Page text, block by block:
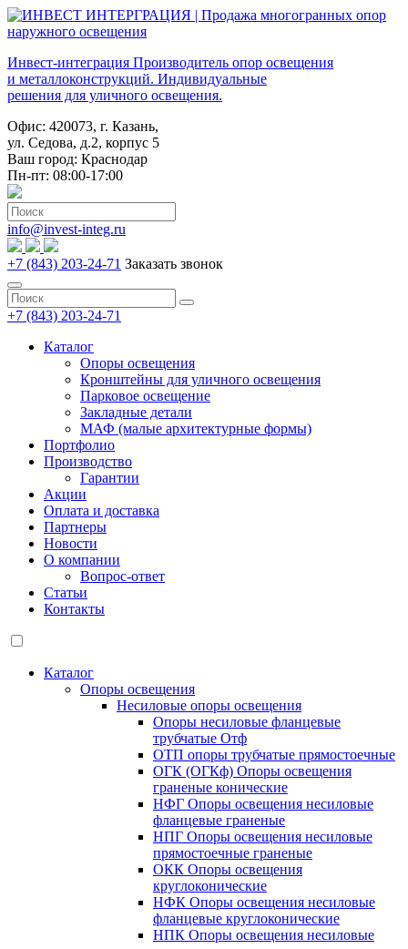
Инвест-интеграция Производитель опор освещения
и металлоконструкций. Индивидуальные
решения для уличного освещения.
Офис: 420073, г. Казань,
ул. Седова, д.2, корпус 5
Ваш город: Краснодар
Пн-пт: 08:00-17:00
info@invest-integ.ru
+7 (843) 203-24-71 Заказать звонок
+7 (843) 203-24-71
Каталог
Опоры освещения
Кронштейны для уличного освещения
Парковое освещение
Закладные детали
МАФ (малые архитектурные формы)
Портфолио
Производство
Гарантии
Акции
Оплата и доставка
Партнеры
Новости
О компании
Вопрос-ответ
Статьи
Контакты
Каталог
Опоры освещения
Несиловые опоры освещения
Опоры несиловые фланцевые
трубчатые Отф
ОТП опоры трубчатые прямостоечные
ОГК (ОГКф) Опоры освещения
граненые конические
НФГ Опоры освещения несиловые
фланцевые граненые
НПГ Опоры освещения несиловые
прямостоечные граненые
ОКК Опоры освещения
круглоконические
НФК Опоры освещения несиловые
фланцевые круглоконические
НПК Опоры освещения несиловые